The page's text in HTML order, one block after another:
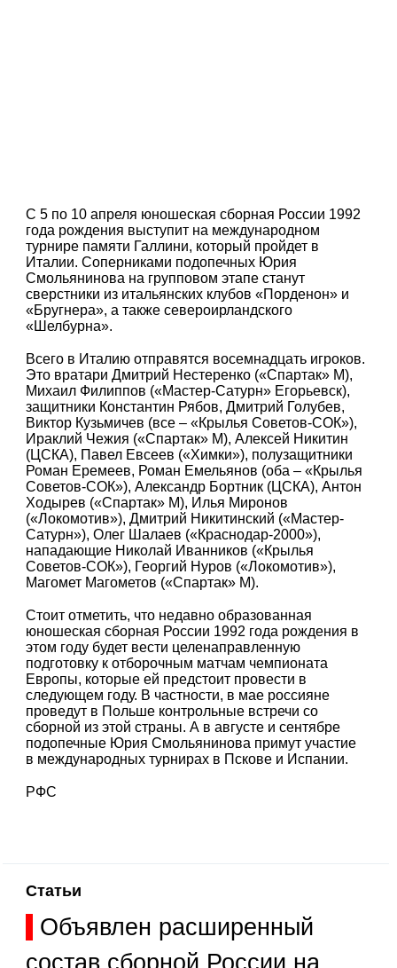
С 5 по 10 апреля юношеская сборная России 1992
года рождения выступит на международном
турнире памяти Галлини, который пройдет в
Италии. Соперниками подопечных Юрия
Смольянинова на групповом этапе станут
сверстники из итальянских клубов «Порденон» и
«Бругнера», а также североирландского
«Шелбурна».
Всего в Италию отправятся восемнадцать игроков.
Это вратари Дмитрий Нестеренко («Спартак» М),
Михаил Филиппов («Мастер-Сатурн» Егорьевск),
защитники Константин Рябов, Дмитрий Голубев,
Виктор Кузьмичев (все – «Крылья Советов-СОК»),
Ираклий Чежия («Спартак» М), Алексей Никитин
(ЦСКА), Павел Евсеев («Химки»), полузащитники
Роман Еремеев, Роман Емельянов (оба – «Крылья
Советов-СОК»), Александр Бортник (ЦСКА), Антон
Ходырев («Спартак» М), Илья Миронов
(«Локомотив»), Дмитрий Никитинский («Мастер-
Сатурн»), Олег Шалаев («Краснодар-2000»),
нападающие Николай Иванников («Крылья
Советов-СОК»), Георгий Нуров («Локомотив»),
Магомет Магометов («Спартак» М).
Стоит отметить, что недавно образованная
юношеская сборная России 1992 года рождения в
этом году будет вести целенаправленную
подготовку к отборочным матчам чемпионата
Европы, которые ей предстоит провести в
следующем году. В частности, в мае россияне
проведут в Польше контрольные встречи со
сборной из этой страны. А в августе и сентябре
подопечные Юрия Смольянинова примут участие
в международных турнирах в Пскове и Испании.
РФС
Статьи
Объявлен расширенный
состав сборной России на